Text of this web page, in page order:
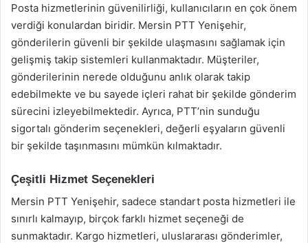
Posta hizmetlerinin güvenilirliği, kullanıcıların en çok önem
verdiği konulardan biridir. Mersin PTT Yenişehir,
gönderilerin güvenli bir şekilde ulaşmasını sağlamak için
gelişmiş takip sistemleri kullanmaktadır. Müşteriler,
gönderilerinin nerede olduğunu anlık olarak takip
edebilmekte ve bu sayede içleri rahat bir şekilde gönderim
sürecini izleyebilmektedir. Ayrıca, PTT’nin sunduğu
sigortalı gönderim seçenekleri, değerli eşyaların güvenli
bir şekilde taşınmasını mümkün kılmaktadır.
Çeşitli Hizmet Seçenekleri
Mersin PTT Yenişehir, sadece standart posta hizmetleri ile
sınırlı kalmayıp, birçok farklı hizmet seçeneği de
sunmaktadır. Kargo hizmetleri, uluslararası gönderimler,